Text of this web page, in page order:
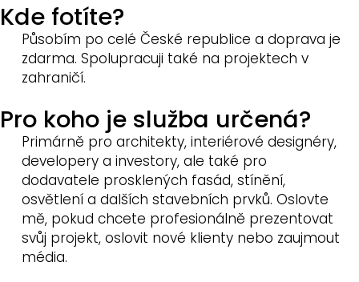
Kde fotíte?
Působím po celé České republice a doprava je
zdarma. Spolupracuji také na projektech v
zahraničí.
Pro koho je služba určená?
Primárně pro architekty, interiérové designéry,
developery a investory, ale také pro
dodavatele prosklených fasád, stínění,
osvětlení a dalších stavebních prvků. Oslovte
mě, pokud chcete profesionálně prezentovat
svůj projekt, oslovit nové klienty nebo zaujmout
média.